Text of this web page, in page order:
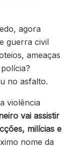
agora
guerra civil
ameaças
no asfalto.
violência
vai assistir
milícias e
nome da